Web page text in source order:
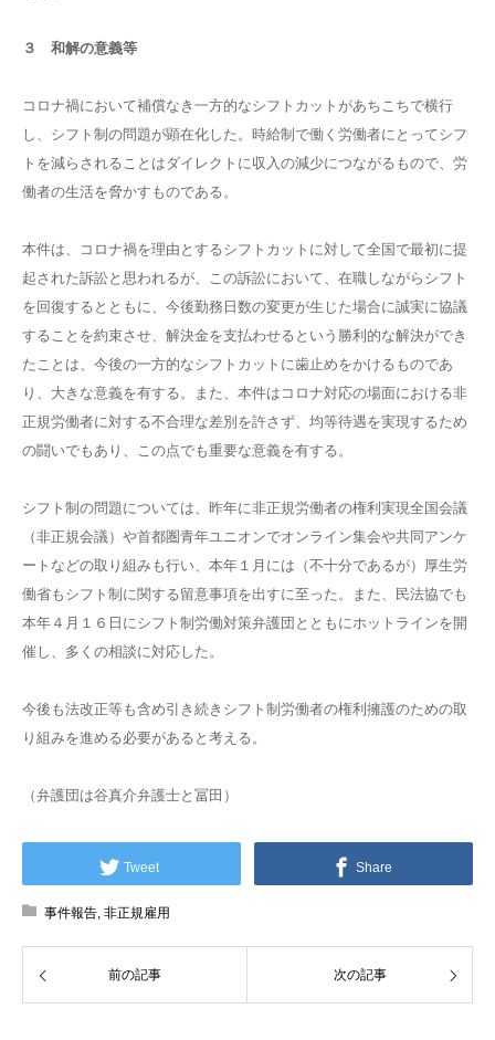
３ 和解の意義等
コロナ禍において補償なき一方的なシフトカットがあちこちで横行
し、シフト制の問題が顕在化した。時給制で働く労働者にとってシフ
トを減らされることはダイレクトに収入の減少につながるもので、労
働者の生活を脅かすものである。
本件は、コロナ禍を理由とするシフトカットに対して全国で最初に提
起された訴訟と思われるが、この訴訟において、在職しながらシフト
を回復するとともに、今後勤務日数の変更が生じた場合に誠実に協議
することを約束させ、解決金を支払わせるという勝利的な解決ができ
たことは、今後の一方的なシフトカットに歯止めをかけるものであ
り、大きな意義を有する。また、本件はコロナ対応の場面における非
正規労働者に対する不合理な差別を許さず、均等待遇を実現するため
の闘いでもあり、この点でも重要な意義を有する。
シフト制の問題については、昨年に非正規労働者の権利実現全国会議
（非正規会議）や首都圏青年ユニオンでオンライン集会や共同アンケ
ートなどの取り組みも行い、本年１月には（不十分であるが）厚生労
働省もシフト制に関する留意事項を出すに至った。また、民法協でも
本年４月１６日にシフト制労働対策弁護団とともにホットラインを開
催し、多くの相談に対応した。
今後も法改正等も含め引き続きシフト制労働者の権利擁護のための取
り組みを進める必要があると考える。
（弁護団は谷真介弁護士と冨田）
Tweet Share
事件報告 非正規雇用
前の記事 次の記事